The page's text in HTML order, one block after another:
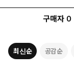
구매자 0
최신순 공감순